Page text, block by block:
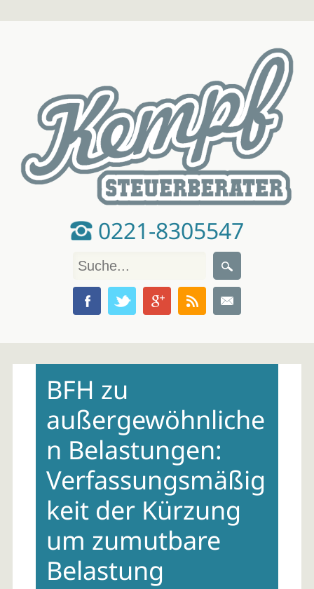
0221-8305547
contentBFH zu
außergewöhnliche
n Belastungen:
Verfassungsmäßig
keit der Kürzung
um zumutbare
Belastung